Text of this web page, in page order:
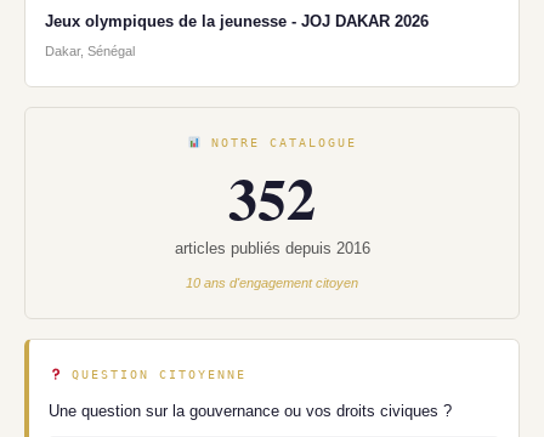
Jeux olympiques de la jeunesse - JOJ DAKAR 2026
Dakar, Sénégal
NOTRE CATALOGUE
352
articles publiés depuis 2016
10 ans d'engagement citoyen
QUESTION CITOYENNE
Une question sur la gouvernance ou vos droits civiques ?